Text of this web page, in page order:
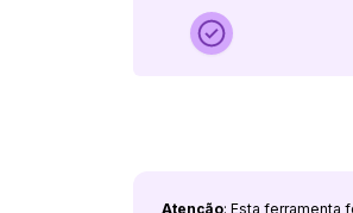
Atenção: Esta ferramenta